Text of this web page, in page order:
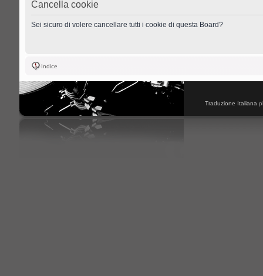
Cancella cookie
Sei sicuro di volere cancellare tutti i cookie di questa Board?
Indice
Traduzione Italiana